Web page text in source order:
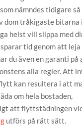
nämndes tidigare så
dom tråkigaste bitarna
helst vill slippa med
sparar tid genom att leja
du även en garanti på
alla regler. Att
kan resultera i att
om hela bostaden,
att flyttstädningen
utförs på rätt sätt.